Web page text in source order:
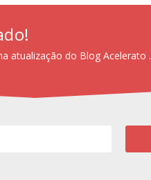
atualização do Blog Acelerato .